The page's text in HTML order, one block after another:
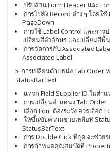
ปรับส่วน Form Header และ
การไปยัง Record ต่าง ๆ โดยใ
PageDown
การใช้ Label Control และการ
เปลี่ยนสีตัวอักษร และเปลี่ยนสีพื้
การจัดการกับ Associated
Associated Label
5. การเปลี่ยนตำแหน่ง Tab Order
StatusBarText
แทรก Field Supplier ID ในตำ
การเปลี่ยนตำแหน่ง Tab Order
เลือก Font ต้องระวัง ควรเลือก
ให้ขึ้นข้อความช่วยเหลือที่
StatusBarText
การ Double Click ที่จุด จะช่ว
การกำหนดคุณสมบัติที่